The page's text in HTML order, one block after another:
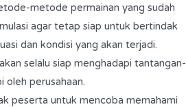
metode permainan yang sudah
agar tetap siap untuk bertindak
dan kondisi yang akan terjadi.
selalu siap menghadapi tantangan-
oleh perusahaan.
peserta untuk mencoba memahami